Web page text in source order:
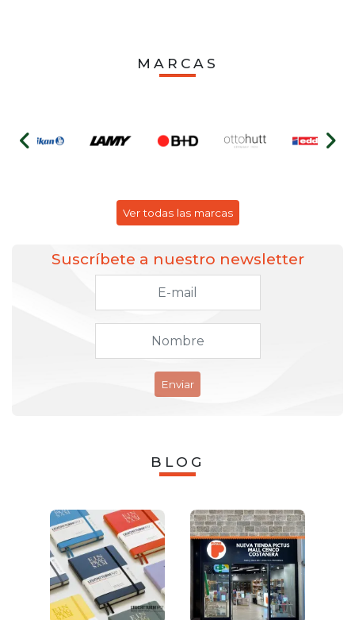
MARCAS
Ver todas las marcas
Suscríbete a nuestro newsletter
Enviar
BLOG